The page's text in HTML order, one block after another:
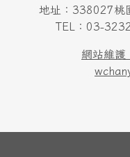
地址：338027桃
TEL：03-
網站維護